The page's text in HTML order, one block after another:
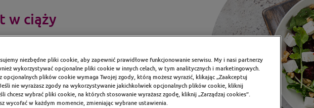
w ciąży
nie tylko na przebieg ciąży,
z przepisów
i zwróć uwagę na ilości
posiłkach. Sprawdź
ilość poprzez samą dietę.
niezbędne pliki cookie, aby zapewnić prawidłowe funkcjonowanie serwisu. My i nasi partnerzy
wykorzystywać opcjonalne pliki cookie w innych celach, w tym analitycznych i marketingowych.
opcjonalnych plików cookie wymaga Twojej zgody, którą możesz wyrazić, klikając „Zaakceptuj
nie wyrażasz zgody na wykorzystywanie jakichkolwiek opcjonalnych plików cookie, kliknij
chcesz wybrać pliki cookie, na których stosowanie wyrażasz zgodę, kliknij „Zarządzaj cookies”.
wycofać w każdym momencie, zmieniając wybrane ustawienia.